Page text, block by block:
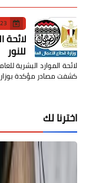
23 نوفمبر 2022
لائحة
للنور
لائحة الموارد البشرية
كشفت مصادر مؤكدة
اخترنا لك